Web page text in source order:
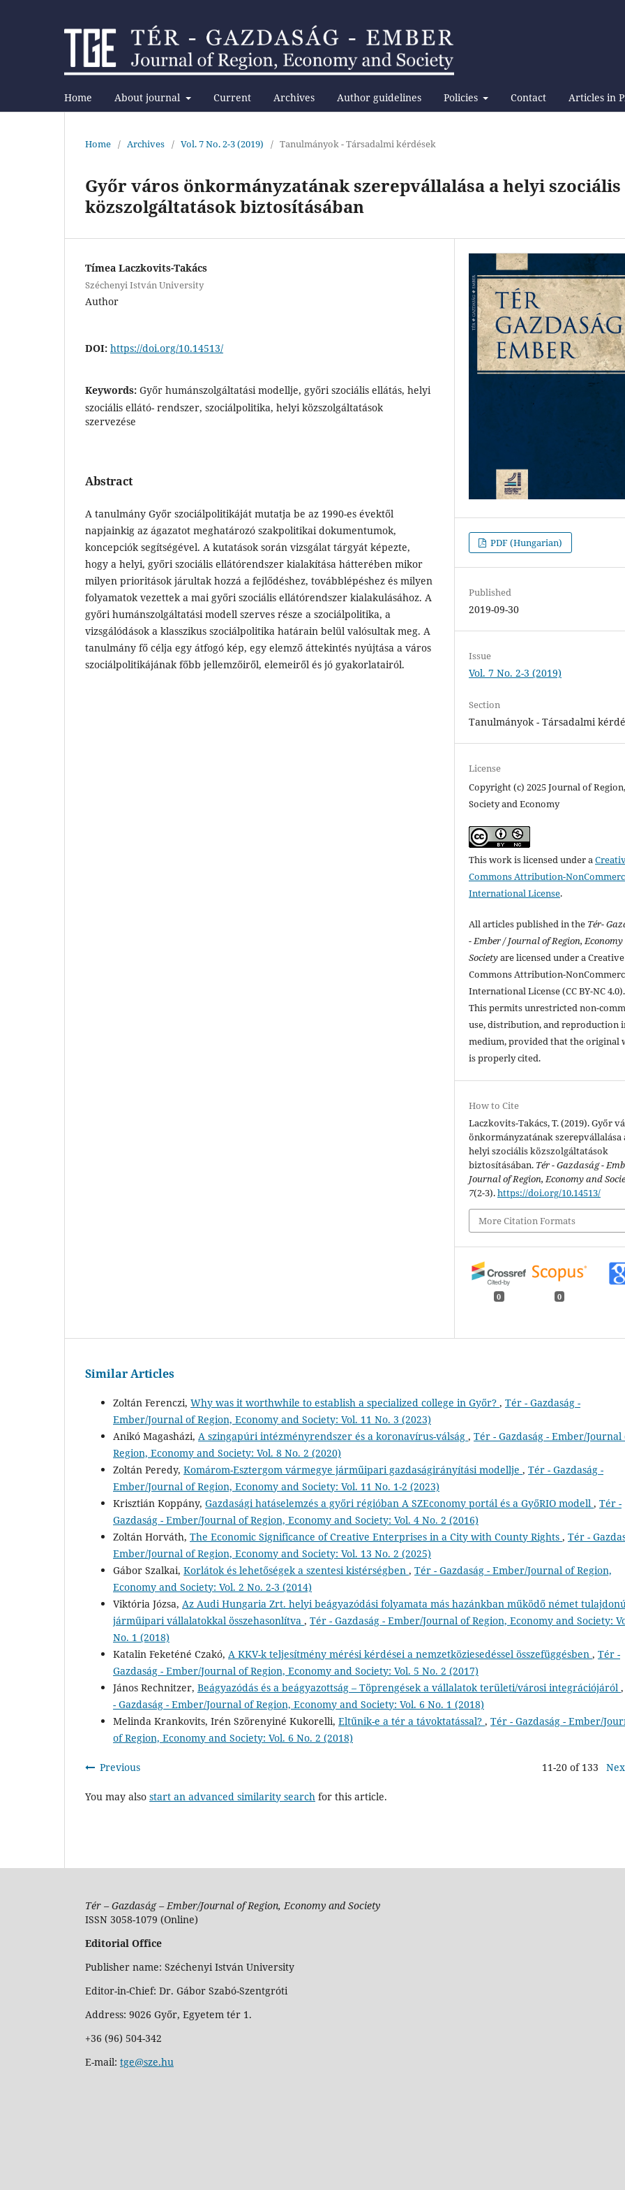
Home About journal Current Archives Author guidelines Policies Contact Articles in
Home / Archives / Vol. 7 No. 2-3 (2019) / Tanulmányok - Társadalmi kérdések
Győr város önkormányzatának szerepvállalása a helyi szociális
közszolgáltatások biztosításában
Tímea Laczkovits-Takács
Széchenyi István University
Author
DOI: https://doi.org/10.14513/
Keywords: Győr humánszolgáltatási modellje, győri szociális ellátás, helyi
szociális ellátó- rendszer, szociálpolitika, helyi közszolgáltatások
szervezése
Abstract
A tanulmány Győr szociálpolitikáját mutatja be az 1990-es évektől
napjainkig az ágazatot meghatározó szakpolitikai dokumentumok,
koncepciók segítségével. A kutatások során vizsgálat tárgyát képezte,
hogy a helyi, győri szociális ellátórendszer kialakítása hátterében mikor
milyen prioritások járultak hozzá a fejlődéshez, továbblépéshez és milyen
folyamatok vezettek a mai győri szociális ellátórendszer kialakulásához. A
győri humánszolgáltatási modell szerves része a szociálpolitika, a
vizsgálódások a klasszikus szociálpolitika határain belül valósultak meg. A
tanulmány fő célja egy átfogó kép, egy elemző áttekintés nyújtása a város
szociálpolitikájának főbb jellemzőiről, elemeiről és jó gyakorlatairól.
PDF (Hungarian)
Published
2019-09-30
Issue
Vol. 7 No. 2-3 (2019)
Section
Tanulmányok - Társadalmi
License
Copyright (c) 2025 Journal of Region,
Society and Economy
This work is licensed under a
Commons Attribution-
International License.
All articles published in the Tér-
- Ember / Journal of Region,
Societyare licensed under a Creative
Commons Attribution-
International License (CC BY-NC 4.0).
This permits unrestricted non-
use, distribution, and reproduction
medium, provided that the original
is properly cited.
How to Cite
Laczkovits-Takács, T. (2019). Győr
önkormányzatának szerepvállalása
helyi szociális közszolgáltatások
biztosításában. Tér - Gazdaság -
Journal of Region, Economy and
7(2-3).https://doi.org/10.14513/
More Citation Formats
0 0
Similar Articles
Zoltán Ferenczi, Why was it worthwhile to establish a specialized college in Győr? , Tér - Gazdaság -
Ember/Journal of Region, Economy and Society: Vol. 11 No. 3 (2023)
Anikó Magasházi, A szingapúri intézményrendszer és a koronavírus-válság , Tér - Gazdaság - Ember/Journal
Region, Economy and Society: Vol. 8 No. 2 (2020)
Zoltán Peredy, Komárom-Esztergom vármegye járműipari gazdaságirányítási modellje , Tér - Gazdaság -
Ember/Journal of Region, Economy and Society: Vol. 11 No. 1-2 (2023)
Krisztián Koppány, Gazdasági hatáselemzés a győri régióban A SZEconomy portál és a GyőRIO modell , Tér -
Gazdaság - Ember/Journal of Region, Economy and Society: Vol. 4 No. 2 (2016)
Zoltán Horváth, The Economic Significance of Creative Enterprises in a City with County Rights , Tér -
Ember/Journal of Region, Economy and Society: Vol. 13 No. 2 (2025)
Gábor Szalkai, Korlátok és lehetőségek a szentesi kistérségben , Tér - Gazdaság - Ember/Journal of Region,
Economy and Society: Vol. 2 No. 2-3 (2014)
Viktória Józsa, Az Audi Hungaria Zrt. helyi beágyazódási folyamata más hazánkban működő német tulajdonú
járműipari vállalatokkal összehasonlítva , Tér - Gazdaság - Ember/Journal of Region, Economy and Society:
No. 1 (2018)
Katalin Feketéné Czakó, A KKV-k teljesítmény mérési kérdései a nemzetköziesedéssel összefüggésben , Tér -
Gazdaság - Ember/Journal of Region, Economy and Society: Vol. 5 No. 2 (2017)
János Rechnitzer, Beágyazódás és a beágyazottság – Töprengések a vállalatok területi/városi integrációjáról ,
- Gazdaság - Ember/Journal of Region, Economy and Society: Vol. 6 No. 1 (2018)
Melinda Krankovits, Irén Szörenyiné Kukorelli, Eltűnik-e a tér a távoktatással? , Tér - Gazdaság - Ember/
of Region, Economy and Society: Vol. 6 No. 2 (2018)
Previous 11-20 of 133
You may also start an advanced similarity search for this article.
Tér – Gazdaság – Ember/Journal of Region, Economy and Society
ISSN 3058-1079 (Online)
Editorial Office
Publisher name: Széchenyi István University
Editor-in-Chief: Dr. Gábor Szabó-Szentgróti
Address: 9026 Győr, Egyetem tér 1.
+36 (96) 504-342
E-mail: tge@sze.hu